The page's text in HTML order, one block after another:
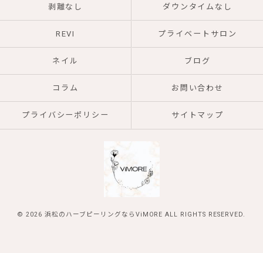
剥離なし ダウンタイムなし
REVI プライベートサロン
ネイル ブログ
コラム お問い合わせ
プライバシーポリシー サイトマップ
© 2026 浜松のハーブピーリングならViMORE ALL RIGHTS RESERVED.